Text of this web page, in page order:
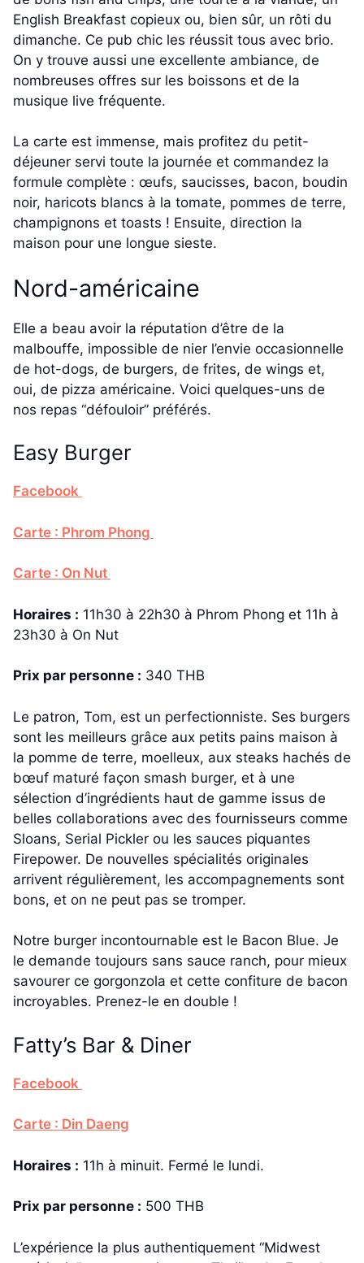
English Breakfast copieux ou, bien sûr, un rôti du
dimanche. Ce pub chic les réussit tous avec brio.
On y trouve aussi une excellente ambiance, de
nombreuses offres sur les boissons et de la
musique live fréquente.
La carte est immense, mais profitez du petit-
déjeuner servi toute la journée et commandez la
formule complète : œufs, saucisses, bacon, boudin
noir, haricots blancs à la tomate, pommes de terre,
champignons et toasts ! Ensuite, direction la
maison pour une longue sieste.
Nord-américaine
Elle a beau avoir la réputation d’être de la
malbouffe, impossible de nier l’envie occasionnelle
de hot-dogs, de burgers, de frites, de wings et,
oui, de pizza américaine. Voici quelques-uns de
nos repas “défouloir” préférés.
Easy Burger
Facebook
Carte : Phrom Phong
Carte : On Nut
Horaires : 11h30 à 22h30 à Phrom Phong et 11h à
23h30 à On Nut
Prix par personne : 340 THB
Le patron, Tom, est un perfectionniste. Ses burgers
sont les meilleurs grâce aux petits pains maison à
la pomme de terre, moelleux, aux steaks hachés de
bœuf maturé façon smash burger, et à une
sélection d’ingrédients haut de gamme issus de
belles collaborations avec des fournisseurs comme
Sloans, Serial Pickler ou les sauces piquantes
Firepower. De nouvelles spécialités originales
arrivent régulièrement, les accompagnements sont
bons, et on ne peut pas se tromper.
Notre burger incontournable est le Bacon Blue. Je
le demande toujours sans sauce ranch, pour mieux
savourer ce gorgonzola et cette confiture de bacon
incroyables. Prenez-le en double !
Fatty’s Bar & Diner
Facebook
Carte : Din Daeng
Horaires : 11h à minuit. Fermé le lundi.
Prix par personne : 500 THB
L’expérience la plus authentiquement “Midwest